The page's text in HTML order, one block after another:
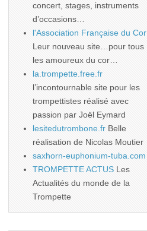
concert, stages, instruments
d’occasions…
l'Association Française du Cor
Leur nouveau site…pour tous
les amoureux du cor…
la.trompette.free.fr
l’incontournable site pour les
trompettistes réalisé avec
passion par Joël Eymard
lesitedutrombone.fr Belle
réalisation de Nicolas Moutier
saxhorn-euphonium-tuba.com
TROMPETTE ACTUS Les
Actualités du monde de la
Trompette